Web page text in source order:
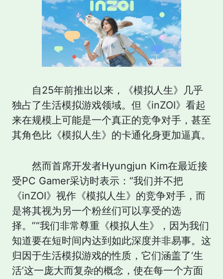
自25年前推出以来，《模拟人生》几乎
独占了生活模拟游戏领域。但《inZOI》看起
来在规模上可能是一个真正的竞争对手，甚至
其角色比《模拟人生》的卡通化身更加逼真。
然而首席开发者Hyungjun Kim在最近接
受PC Gamer采访时表示：“我们并不把
《inZOI》视作《模拟人生》的竞争对手，而
是将其视为另一个粉丝们可以享受的选
择。”“我们非常尊重《模拟人生》，因为我们
知道要在短时间内达到如此深度并非易事。这
归因于生活模拟游戏的性质，它们涵盖了‘生
活’这一庞大而复杂的概念，使在每一个方面